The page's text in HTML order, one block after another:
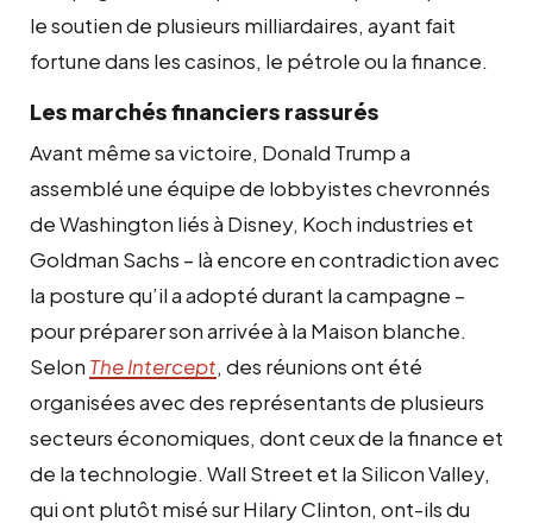
le soutien de plusieurs milliardaires, ayant fait
fortune dans les casinos, le pétrole ou la finance.
Les marchés financiers rassurés
Avant même sa victoire, Donald Trump a
assemblé une équipe de lobbyistes chevronnés
de Washington liés à Disney, Koch industries et
Goldman Sachs – là encore en contradiction avec
la posture qu’il a adopté durant la campagne –
pour préparer son arrivée à la Maison blanche.
Selon The Intercept, des réunions ont été
organisées avec des représentants de plusieurs
secteurs économiques, dont ceux de la finance et
de la technologie. Wall Street et la Silicon Valley,
qui ont plutôt misé sur Hilary Clinton, ont-ils du